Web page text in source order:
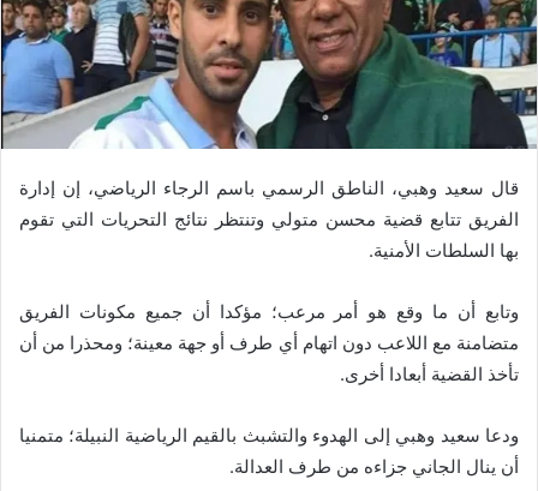
قال سعيد وهبي، الناطق الرسمي باسم الرجاء الرياضي، إن إدارة
الفريق تتابع قضية محسن متولي وتنتظر نتائج التحريات التي تقوم
بها السلطات الأمنية.
وتابع أن ما وقع هو أمر مرعب؛ مؤكدا أن جميع مكونات الفريق
متضامنة مع اللاعب دون اتهام أي طرف أو جهة معينة؛ ومحذرا من أن
تأخذ القضية أبعادا أخرى.
ودعا سعيد وهبي إلى الهدوء والتشبث بالقيم الرياضية النبيلة؛ متمنيا
أن ينال الجاني جزاءه من طرف العدالة.